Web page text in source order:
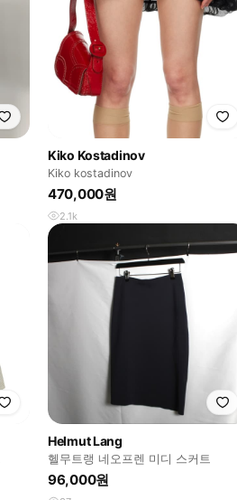
Kiko Kostadinov
Kiko kostadinov
470,000원
2.1k
Helmut Lang
헬무트랭 네오프렌 미디 스커트
96,000원